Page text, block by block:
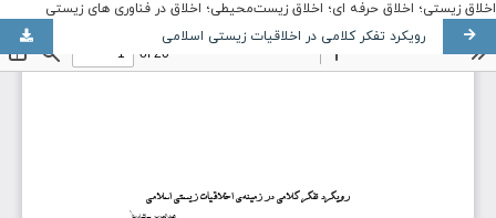
اخلاق زیستی؛ اخلاق حرفه ای؛ اخلاق زیست‌محیطی؛ اخلاق در فناوری های زیستی
رویکرد تفکر کلامی در اخلاقیات زیستی اسلامی